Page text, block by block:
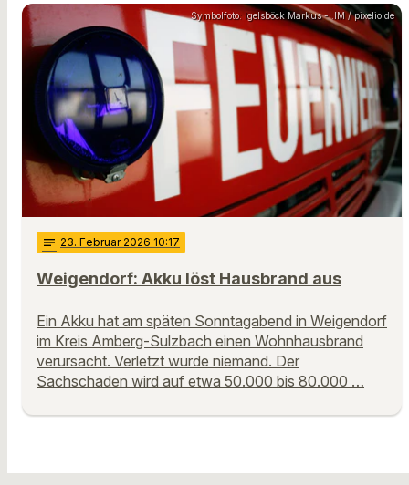
Symbolfoto: Igelsböck Markus - .IM / pixelio.de
notes 23. Februar 2026 10:17
Weigendorf: Akku löst Hausbrand aus
Ein Akku hat am späten Sonntagabend in Weigendorf
im Kreis Amberg-Sulzbach einen Wohnhausbrand
verursacht. Verletzt wurde niemand. Der
Sachschaden wird auf etwa 50.000 bis 80.000 …